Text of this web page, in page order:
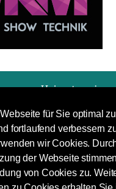
für Sie optimal zu
fortlaufend verbessern
wir Cookies.
der Webseite
von Cookies zu.
7